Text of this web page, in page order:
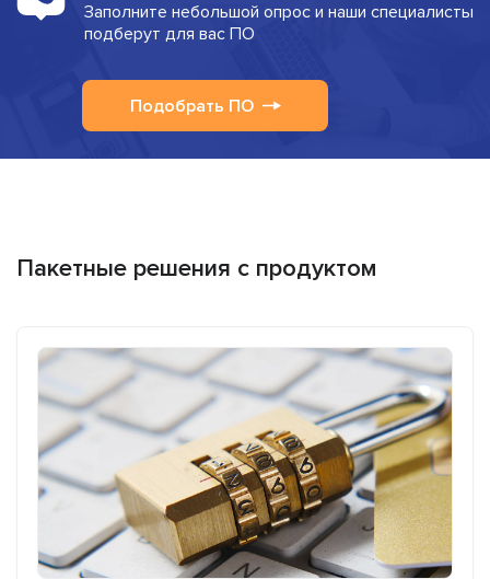
Заполните небольшой опрос и наши специалисты
подберут для вас ПО
Подобрать ПО
Пакетные решения с продуктом